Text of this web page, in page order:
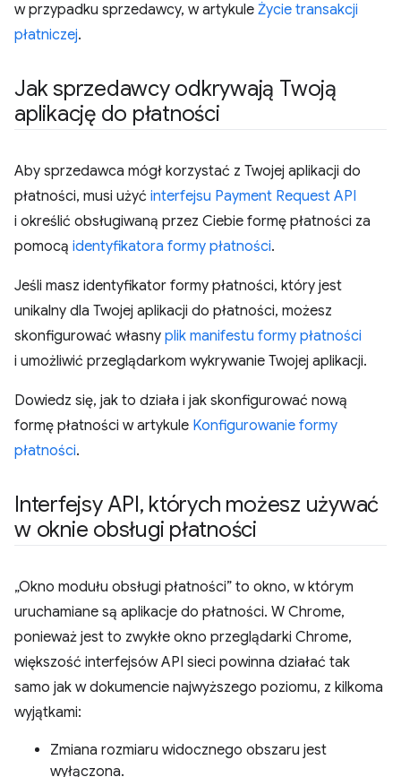
w przypadku sprzedawcy, w artykule Życie transakcji
płatniczej.
Jak sprzedawcy odkrywają Twoją
aplikację do płatności
Aby sprzedawca mógł korzystać z Twojej aplikacji do
płatności, musi użyć interfejsu Payment Request API
i określić obsługiwaną przez Ciebie formę płatności za
pomocą identyfikatora formy płatności.
Jeśli masz identyfikator formy płatności, który jest
unikalny dla Twojej aplikacji do płatności, możesz
skonfigurować własny plik manifestu formy płatności
i umożliwić przeglądarkom wykrywanie Twojej aplikacji.
Dowiedz się, jak to działa i jak skonfigurować nową
formę płatności w artykule Konfigurowanie formy
płatności.
Interfejsy API, których możesz używać
w oknie obsługi płatności
„Okno modułu obsługi płatności” to okno, w którym
uruchamiane są aplikacje do płatności. W Chrome,
ponieważ jest to zwykłe okno przeglądarki Chrome,
większość interfejsów API sieci powinna działać tak
samo jak w dokumencie najwyższego poziomu, z kilkoma
wyjątkami:
Zmiana rozmiaru widocznego obszaru jest
wyłączona.